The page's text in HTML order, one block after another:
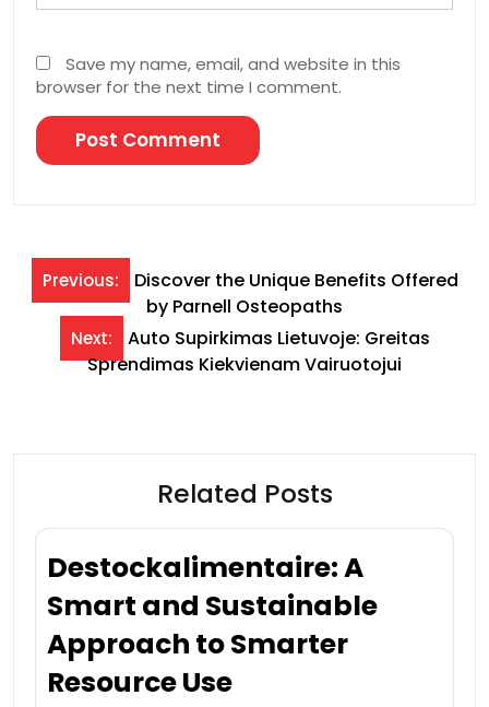
Save my name, email, and website in this
browser for the next time I comment.
Post
navigation
Previous:
Discover the Unique Benefits Offered
by Parnell Osteopaths
Next:
Auto Supirkimas Lietuvoje: Greitas
Sprendimas Kiekvienam Vairuotojui
Related Posts
Destockalimentaire: A
Smart and Sustainable
Approach to Smarter
Resource Use